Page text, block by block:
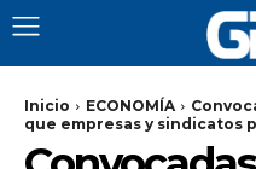
Inicio ECONOMÍA
que empresas y sindicatos